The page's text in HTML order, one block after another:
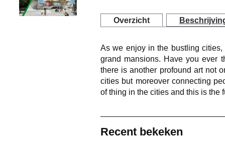
Overzicht
As we enjoy in the bustling
grand mansions. Have you ever
there is another profound art not
cities but moreover connecting
of thing in the cities and this is the
Recent bekeken